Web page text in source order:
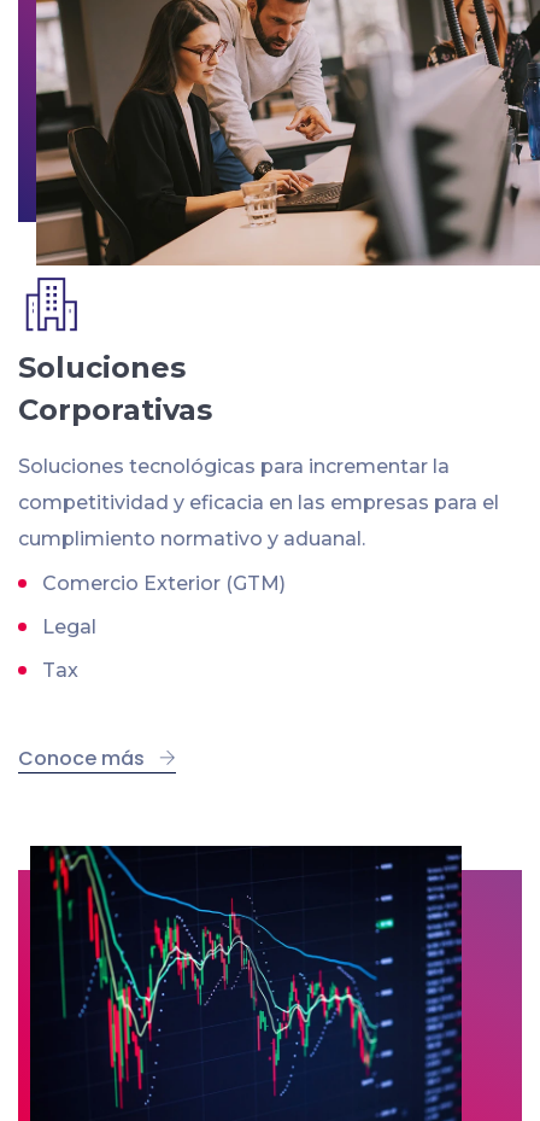
Soluciones
Corporativas
Soluciones tecnológicas para incrementar la
competitividad y eficacia en las empresas para el
cumplimiento normativo y aduanal.
Comercio Exterior (GTM)
Legal
Tax
Conoce más